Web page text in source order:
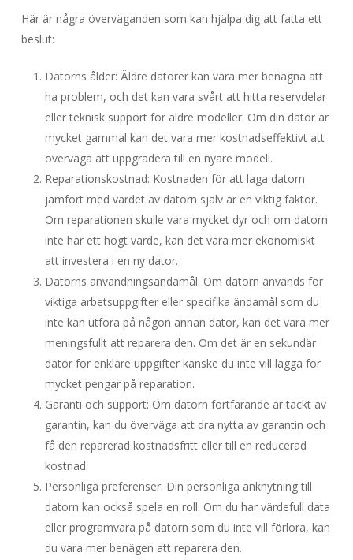
Här är några överväganden som kan hjälpa dig att fatta ett
beslut:
Datorns ålder: Äldre datorer kan vara mer benägna att
ha problem, och det kan vara svårt att hitta reservdelar
eller teknisk support för äldre modeller. Om din dator är
mycket gammal kan det vara mer kostnadseffektivt att
överväga att uppgradera till en nyare modell.
Reparationskostnad: Kostnaden för att laga datorn
jämfört med värdet av datorn själv är en viktig faktor.
Om reparationen skulle vara mycket dyr och om datorn
inte har ett högt värde, kan det vara mer ekonomiskt
att investera i en ny dator.
Datorns användningsändamål: Om datorn används för
viktiga arbetsuppgifter eller specifika ändamål som du
inte kan utföra på någon annan dator, kan det vara mer
meningsfullt att reparera den. Om det är en sekundär
dator för enklare uppgifter kanske du inte vill lägga för
mycket pengar på reparation.
Garanti och support: Om datorn fortfarande är täckt av
garantin, kan du överväga att dra nytta av garantin och
få den reparerad kostnadsfritt eller till en reducerad
kostnad.
Personliga preferenser: Din personliga anknytning till
datorn kan också spela en roll. Om du har värdefull data
eller programvara på datorn som du inte vill förlora, kan
du vara mer benägen att reparera den.